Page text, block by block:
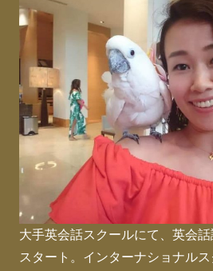
大手英会話スクールにて、英会
スタート。インターナショナルス